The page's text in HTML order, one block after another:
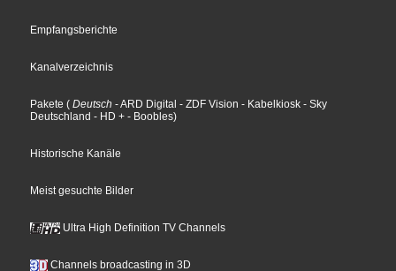
Empfangsberichte
Kanalverzeichnis
Pakete ( Deutsch - ARD Digital - ZDF Vision - Kabelkiosk - Sky
Deutschland - HD + - Boobles)
Historische Kanäle
Meist gesuchte Bilder
Ultra High Definition TV Channels
Channels broadcasting in 3D